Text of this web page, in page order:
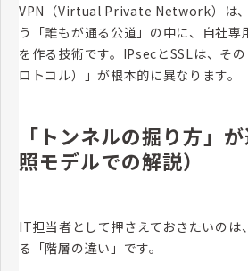
VPN（Virtual Private Network）は
う「誰もが通る公道」の中に、自社専
を作る技術です。IPsecとSSLは、そ
ロトコル）」が根本的に異なります。
「トンネルの掘り方」
照モデルでの解説）
IT担当者として押さえておきたいのは
る「階層の違い」です。